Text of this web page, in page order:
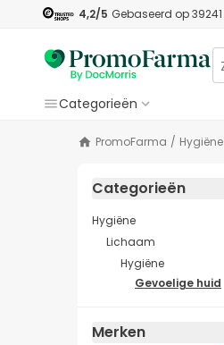
4,2/5 Gebaseerd op39241
Categorieën
PromoFarma / Hygiëne
Categorieën
Hygiëne
Lichaam
Hygiëne
Gevoelige huid
Merken